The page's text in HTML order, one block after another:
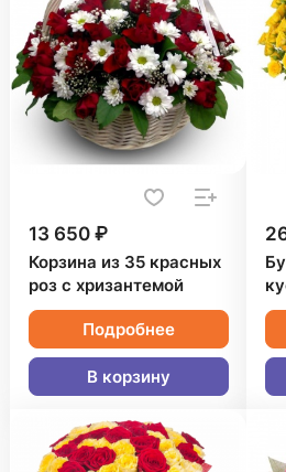
13 650 ₽
Корзина из 35 красных
роз с хризантемой
Подробнее
В корзину